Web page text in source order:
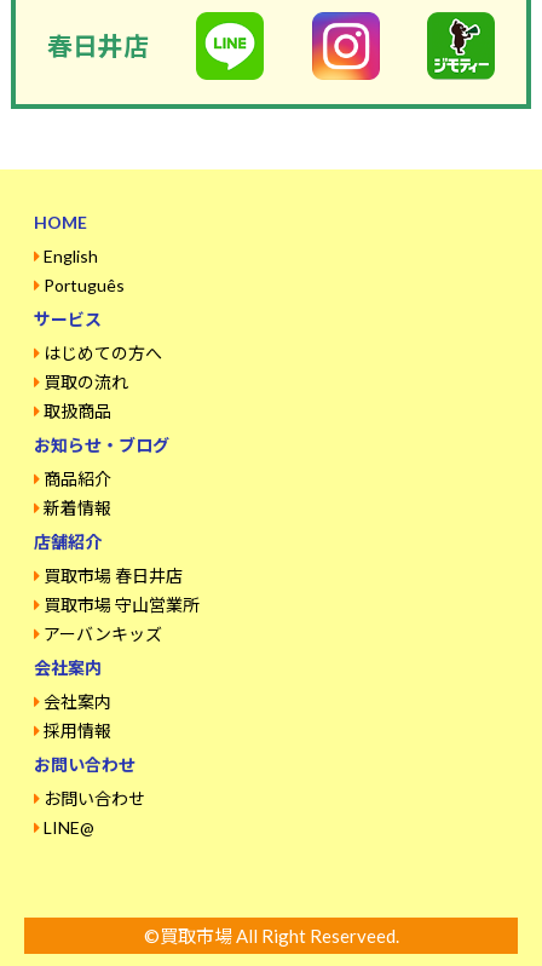
春日井店
HOME
English
Português
サービス
はじめての方へ
買取の流れ
取扱商品
お知らせ・ブログ
商品紹介
新着情報
店舗紹介
買取市場 春日井店
買取市場 守山営業所
アーバンキッズ
会社案内
会社案内
採用情報
お問い合わせ
お問い合わせ
LINE@
©買取市場 All Right Reserveed.